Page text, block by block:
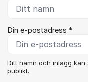
Din e-postadress *
Ditt namn och inlägg kan
publikt.